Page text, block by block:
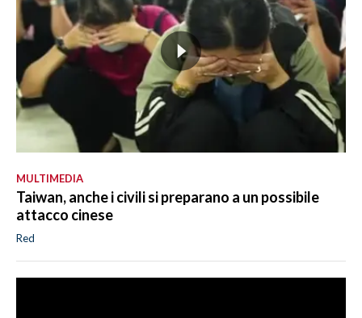
MULTIMEDIA
Taiwan, anche i civili si preparano a un possibile
attacco cinese
Red